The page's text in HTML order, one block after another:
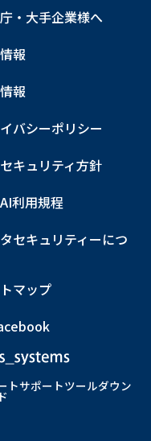
・大手企業様へ
報
報
バシーポリシー
キュリティ方針
利用規程
セキュリティーにつ
マップ
トサポートツールダウン